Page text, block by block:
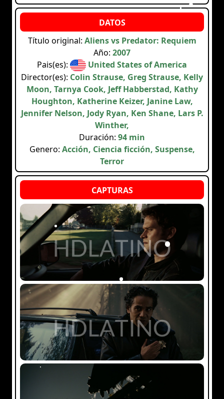
Título original: Aliens vs Predator: Requiem
Año: 2007
Pais(es):
United States of America
Director(es): Colin Strause, Greg Strause, Kelly
Moon, Tarnya Cook, Jeff Habberstad, Kathy
Houghton, Katherine Keizer, Janine Law,
Jennifer Nelson, Jody Ryan, Ken Shane, Lars P.
Winther,
Duración: 94 min
Genero: Acción, Ciencia ficción, Suspense,
Terror